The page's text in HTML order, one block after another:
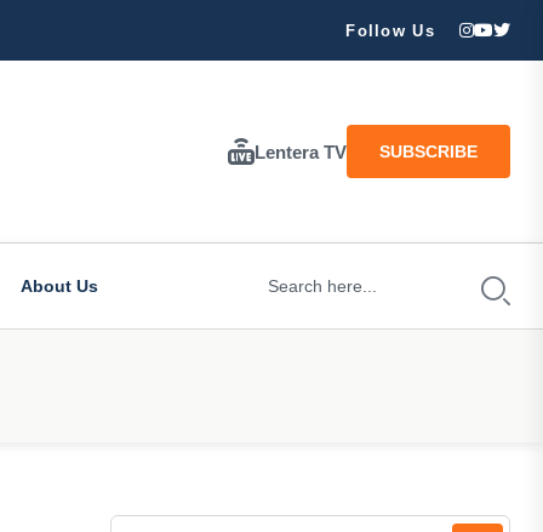
Follow Us
Lentera TV SUBSCRIBE
About Us